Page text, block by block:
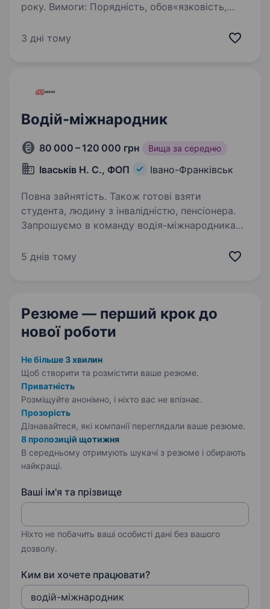
року. Вимоги: Порядність, обов«язковість,
перевезення автотранспортом Обов’язки:
3 дні тому
Водій-міжнародник
80 000 – 120 000 грн Вища за середню
Іваськів Н. С., ФОП Івано-Франківськ
Повна зайнятість. Також готові взяти
студента, людину з інвалідністю, пенсіонера.
Запрошуємо в команду водія-міжнародника
Україна — країни Європейського Союзу.
5 днів тому
Резюме — перший крок до
нової роботи
Не більше 3 хвилин
Щоб створити та розмістити ваше резюме.
Приватність
Розміщуйте анонімно, і ніхто вас не впізнає.
Прозорість
Дізнавайтеся, які компанії переглядали ваше резюме.
8 пропозицій щотижня
В середньому отримують шукачі з резюме і обирають
найкращі.
Ваші ім'я та прізвище
Ніхто не побачить ваші особисті дані без вашого
дозволу.
Ким ви хочете працювати?